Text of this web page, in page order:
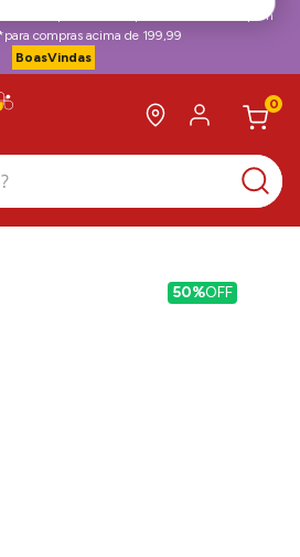
na sua primeira compra no site*. Use cupom
compras acima de 199,99
BoasVindas
0
50%OFF